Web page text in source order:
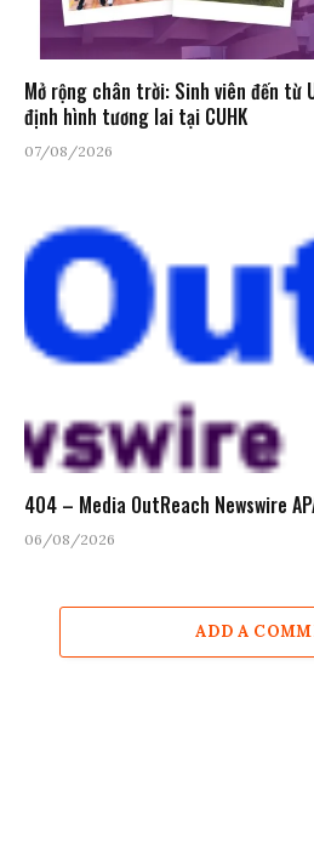
Mở rộng chân trời: Sinh viên đến từ
định hình tương lai tại CUHK
07/08/2026
404 – Media OutReach Newswire
06/08/2026
ADD A